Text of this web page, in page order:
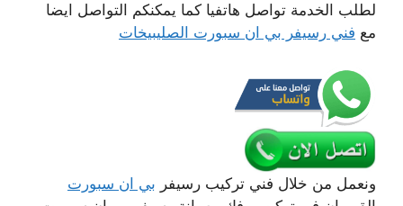
لطلب الخدمة تواصل هاتفيا كما يمكنكم التواصل ايضا
مع فني رسيفر بي ان سبورت الصليبيخات
ونعمل من خلال فني تركيب رسيفر بي ان سبورت